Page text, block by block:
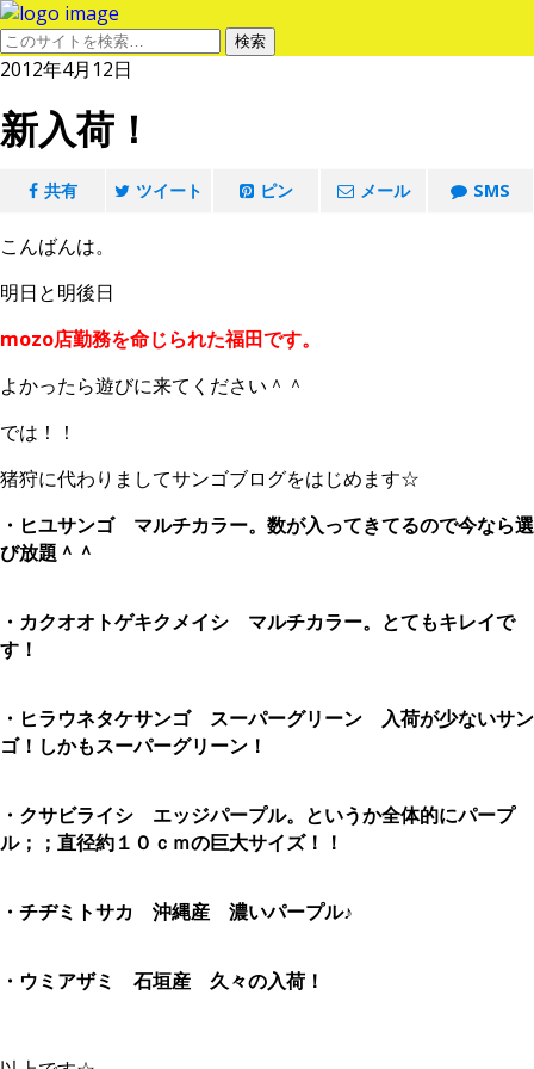
2012年4月12日
新入荷！
共有 ツイート ピン メール SMS
こんばんは。
明日と明後日
mozo店勤務を命じられた福田です。
よかったら遊びに来てください＾＾
では！！
猪狩に代わりましてサンゴブログをはじめます☆
・ヒユサンゴ マルチカラー。数が入ってきてるので今なら選
び放題＾＾
・カクオオトゲキクメイシ マルチカラー。とてもキレイで
す！
・ヒラウネタケサンゴ スーパーグリーン 入荷が少ないサン
ゴ！しかもスーパーグリーン！
・クサビライシ エッジパープル。というか全体的にパープ
ル；；直径約１０ｃｍの巨大サイズ！！
・チヂミトサカ 沖縄産 濃いパープル♪
・ウミアザミ 石垣産 久々の入荷！